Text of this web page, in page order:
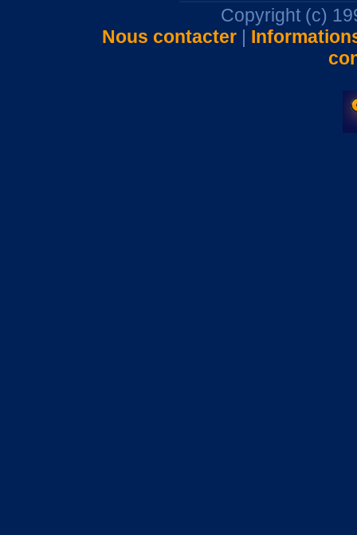
Copyright (c)
Nous contacter|